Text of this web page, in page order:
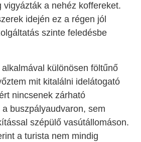
vigyázták a nehéz koffereket.
idején ez a régen jól
szinte feledésbe
különösen föltűnő
mit kitalálni idelátogató
nincsenek zárható
buszpályaudvaron, sem
szépülő vasútállomáson.
a turista nem mindig